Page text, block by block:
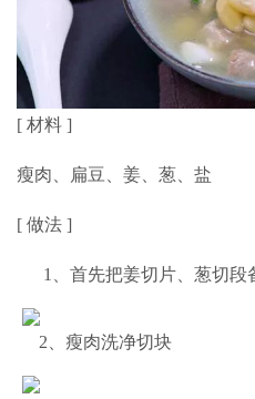
[ 材料 ]
瘦肉、扁豆、姜、葱、盐
[ 做法 ]
1、首先把姜切片、葱切段
2、瘦肉洗净切块